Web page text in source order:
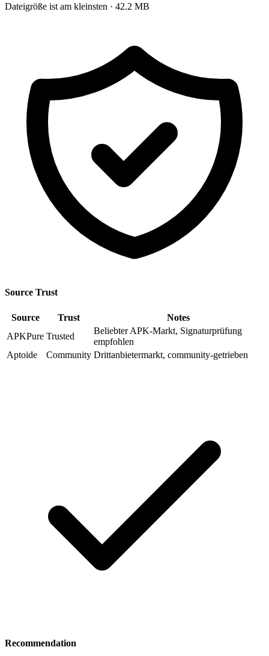
Dateigröße ist am kleinsten · 42.2 MB
Source Trust
Source Trust
Notes
APKPure Trusted
Beliebter APK-Markt, Signaturprüfung
empfohlen
Aptoide
Community Drittanbietermarkt, community-getrieben
Recommendation